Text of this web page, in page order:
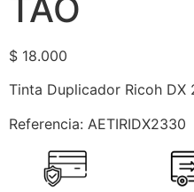
TAO
$ 18.000
Tinta Duplicador Ricoh DX
Referencia: AETIRIDX2330